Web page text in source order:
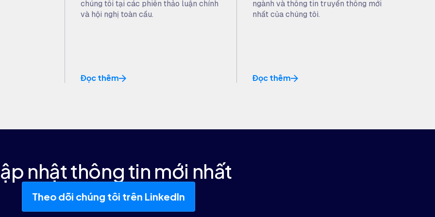
chúng tôi tại các phiên thảo luận chính
và hội nghị toàn cầu.
Đọc thêm
ngành và thông tin truyền thông mới
nhất của chúng tôi.
Đọc thêm
nhật thông tin mới nhất
Theo dõi chúng tôi trên LinkedIn